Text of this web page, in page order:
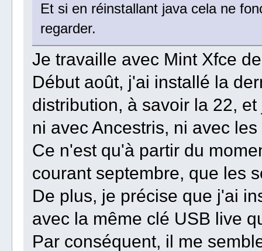
Et si en réinstallant java cela ne
regarder.
Je travaille avec Mint Xfce
Début août, j'ai installé la
distribution, à savoir la 22,
ni avec Ancestris, ni avec
Ce n'est qu'à partir du
courant septembre, que les
De plus, je précise que j'ai
avec la même clé USB live
Par conséquent, il me